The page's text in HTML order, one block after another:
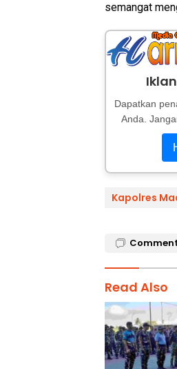
semangat
Dapatkan
Anda.
Kapolres
Comment
Read Also